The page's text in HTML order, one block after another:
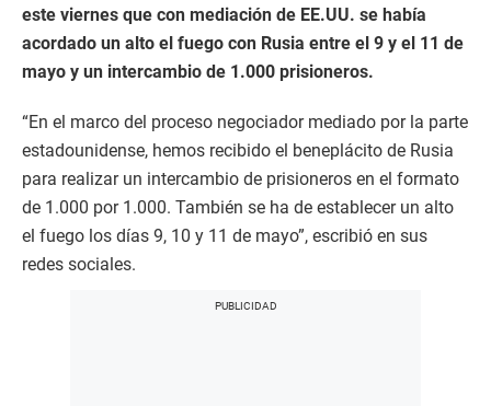
este viernes que con mediación de EE.UU. se había
acordado un alto el fuego con Rusia entre el 9 y el 11 de
mayo y un intercambio de 1.000 prisioneros.
“En el marco del proceso negociador mediado por la parte
estadounidense, hemos recibido el beneplácito de Rusia
para realizar un intercambio de prisioneros en el formato
de 1.000 por 1.000. También se ha de establecer un alto
el fuego los días 9, 10 y 11 de mayo”, escribió en sus
redes sociales.